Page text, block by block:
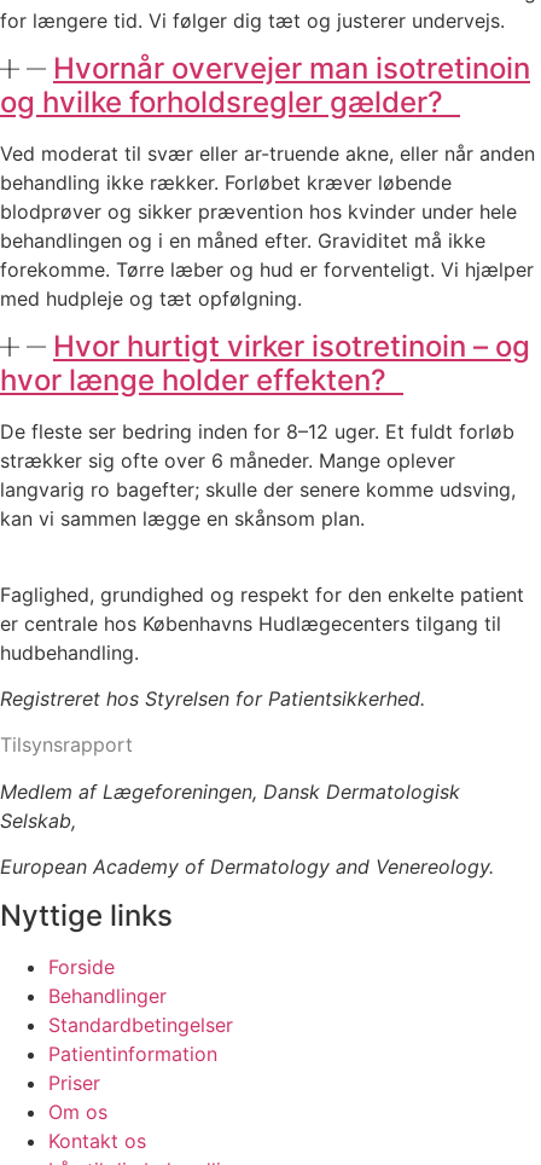
for længere tid. Vi følger dig tæt og justerer undervejs.
Hvornår overvejer man isotretinoin
og hvilke forholdsregler gælder?
Ved moderat til svær eller ar-truende akne, eller når anden
behandling ikke rækker. Forløbet kræver løbende
blodprøver og sikker prævention hos kvinder under hele
behandlingen og i en måned efter. Graviditet må ikke
forekomme. Tørre læber og hud er forventeligt. Vi hjælper
med hudpleje og tæt opfølgning.
Hvor hurtigt virker isotretinoin – og
hvor længe holder effekten?
De fleste ser bedring inden for 8–12 uger. Et fuldt forløb
strækker sig ofte over 6 måneder. Mange oplever
langvarig ro bagefter; skulle der senere komme udsving,
kan vi sammen lægge en skånsom plan.
Faglighed, grundighed og respekt for den enkelte patient
er centrale hos Københavns Hudlægecenters tilgang til
hudbehandling.
Registreret hos Styrelsen for Patientsikkerhed.
Tilsynsrapport
Medlem af Lægeforeningen, Dansk Dermatologisk
Selskab,
European Academy of Dermatology and Venereology.
Nyttige links
Forside
Behandlinger
Standardbetingelser
Patientinformation
Priser
Om os
Kontakt os